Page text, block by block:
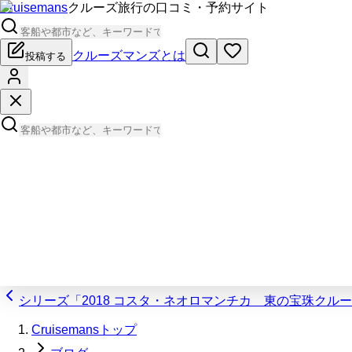
Cruisemansクルーズ旅行の口コミ・予約サイト
投稿する クルーズマンズとは
シリーズ「2018 コスタ・ネオロマンチカ 東の宝珠クル
Cruisemansトップ